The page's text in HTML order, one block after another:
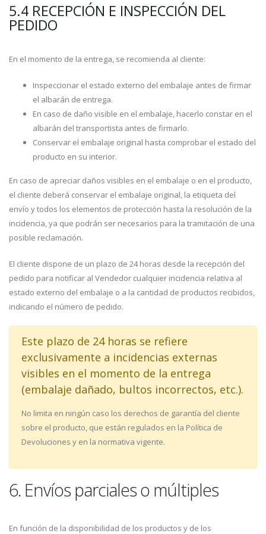
5.4 RECEPCIÓN E INSPECCIÓN DEL
PEDIDO
En el momento de la entrega, se recomienda al cliente:
Inspeccionar el estado externo del embalaje antes de firmar
el albarán de entrega.
En caso de daño visible en el embalaje, hacerlo constar en el
albarán del transportista antes de firmarlo.
Conservar el embalaje original hasta comprobar el estado del
producto en su interior.
En caso de apreciar daños visibles en el embalaje o en el producto,
el cliente deberá conservar el embalaje original, la etiqueta del
envío y todos los elementos de protección hasta la resolución de la
incidencia, ya que podrán ser necesarios para la tramitación de una
posible reclamación.
El cliente dispone de un plazo de 24 horas desde la recepción del
pedido para notificar al Vendedor cualquier incidencia relativa al
estado externo del embalaje o a la cantidad de productos recibidos,
indicando el número de pedido.
Este plazo de 24 horas se refiere
exclusivamente a incidencias externas
visibles en el momento de la entrega
(embalaje dañado, bultos incorrectos, etc.).
No limita en ningún caso los derechos de garantía del cliente
sobre el producto, que están regulados en la Política de
Devoluciones y en la normativa vigente.
6. Envíos parciales o múltiples
En función de la disponibilidad de los productos y de los